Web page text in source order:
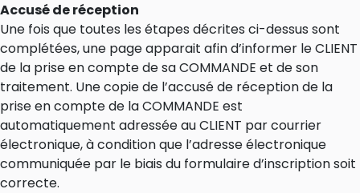
Accusé de réception
Une fois que toutes les étapes décrites ci-dessus sont
complétées, une page apparait afin d’informer le CLIENT
de la prise en compte de sa COMMANDE et de son
traitement. Une copie de l’accusé de réception de la
prise en compte de la COMMANDE est
automatiquement adressée au CLIENT par courrier
électronique, à condition que l’adresse électronique
communiquée par le biais du formulaire d’inscription soit
correcte.